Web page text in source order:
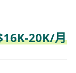
20K/月